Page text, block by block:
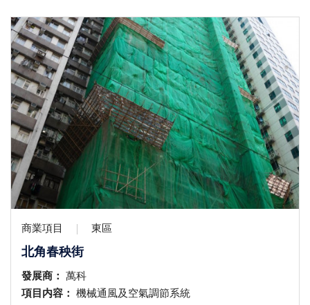
商業項目 東區
北角春秧街
發展商： 萬科
項目内容： 機械通風及空氣調節系統